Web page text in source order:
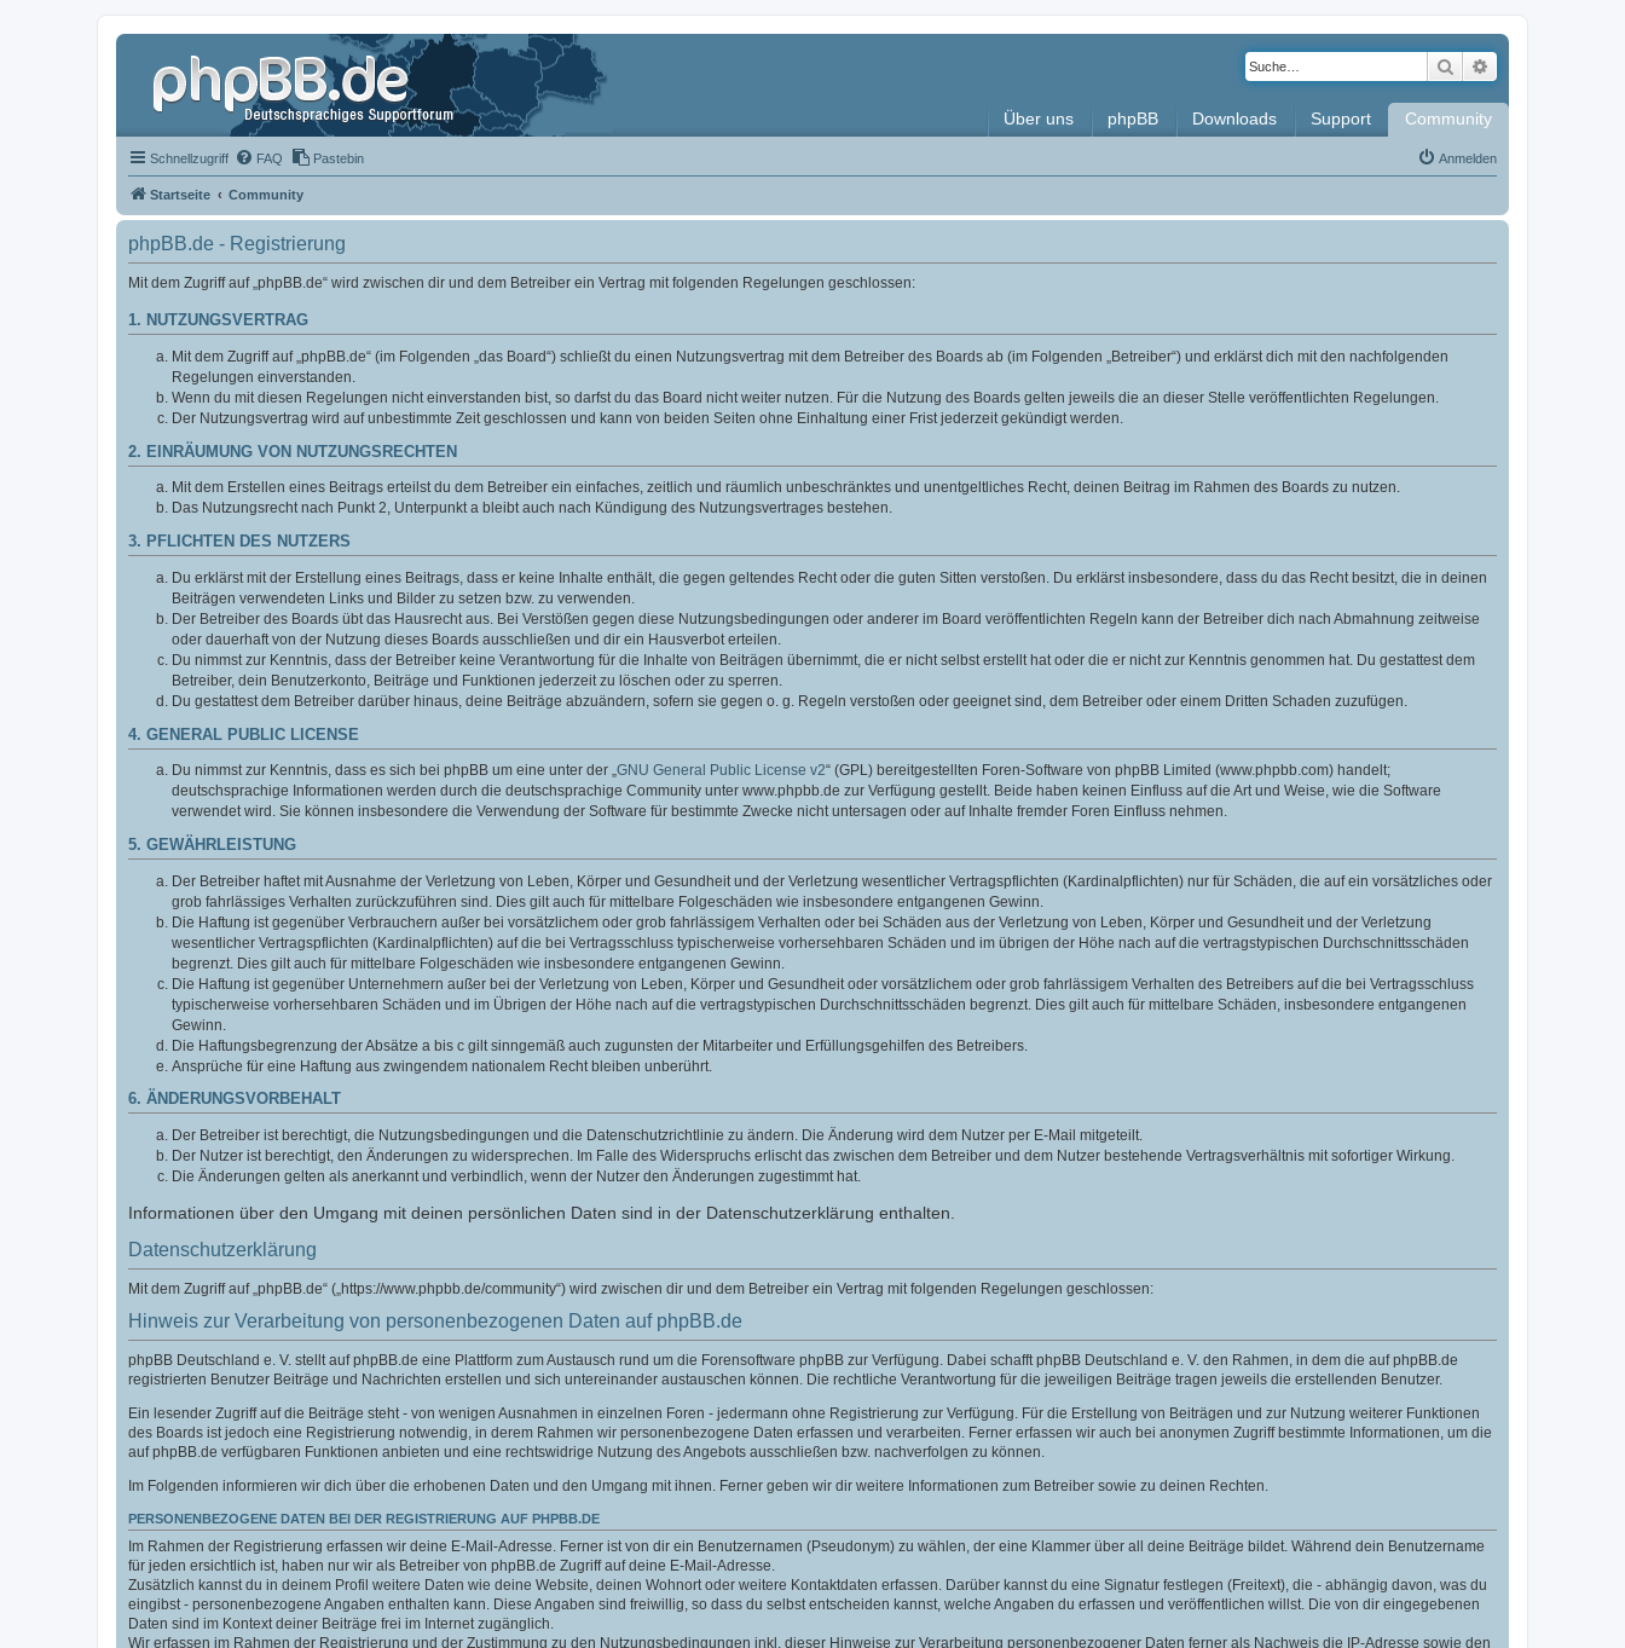
Suche
Über uns phpBB Downloads Support Community
Schnellzugriff FAQ Pastebin Anmelden
Startseite Community
phpBB.de - Registrierung
Mit dem Zugriff auf „phpBB.de“ wird zwischen dir und dem Betreiber ein Vertrag mit folgenden Regelungen geschlossen:
1. NUTZUNGSVERTRAG
Mit dem Zugriff auf „phpBB.de“ (im Folgenden „das Board“) schließt du einen Nutzungsvertrag mit dem Betreiber des Boards ab (im Folgenden „Betreiber“) und erklärst dich mit den nachfolgenden
Regelungen einverstanden.
Wenn du mit diesen Regelungen nicht einverstanden bist, so darfst du das Board nicht weiter nutzen. Für die Nutzung des Boards gelten jeweils die an dieser Stelle veröffentlichten Regelungen.
Der Nutzungsvertrag wird auf unbestimmte Zeit geschlossen und kann von beiden Seiten ohne Einhaltung einer Frist jederzeit gekündigt werden.
2. EINRÄUMUNG VON NUTZUNGSRECHTEN
Mit dem Erstellen eines Beitrags erteilst du dem Betreiber ein einfaches, zeitlich und räumlich unbeschränktes und unentgeltliches Recht, deinen Beitrag im Rahmen des Boards zu nutzen.
Das Nutzungsrecht nach Punkt 2, Unterpunkt a bleibt auch nach Kündigung des Nutzungsvertrages bestehen.
3. PFLICHTEN DES NUTZERS
Du erklärst mit der Erstellung eines Beitrags, dass er keine Inhalte enthält, die gegen geltendes Recht oder die guten Sitten verstoßen. Du erklärst insbesondere, dass du das Recht besitzt, die in deinen
Beiträgen verwendeten Links und Bilder zu setzen bzw. zu verwenden.
Der Betreiber des Boards übt das Hausrecht aus. Bei Verstößen gegen diese Nutzungsbedingungen oder anderer im Board veröffentlichten Regeln kann der Betreiber dich nach Abmahnung zeitweise
oder dauerhaft von der Nutzung dieses Boards ausschließen und dir ein Hausverbot erteilen.
Du nimmst zur Kenntnis, dass der Betreiber keine Verantwortung für die Inhalte von Beiträgen übernimmt, die er nicht selbst erstellt hat oder die er nicht zur Kenntnis genommen hat. Du gestattest dem
Betreiber, dein Benutzerkonto, Beiträge und Funktionen jederzeit zu löschen oder zu sperren.
Du gestattest dem Betreiber darüber hinaus, deine Beiträge abzuändern, sofern sie gegen o. g. Regeln verstoßen oder geeignet sind, dem Betreiber oder einem Dritten Schaden zuzufügen.
4. GENERAL PUBLIC LICENSE
Du nimmst zur Kenntnis, dass es sich bei phpBB um eine unter der „GNU General Public License v2“ (GPL) bereitgestellten Foren-Software von phpBB Limited (www.phpbb.com) handelt;
deutschsprachige Informationen werden durch die deutschsprachige Community unter www.phpbb.de zur Verfügung gestellt. Beide haben keinen Einfluss auf die Art und Weise, wie die Software
verwendet wird. Sie können insbesondere die Verwendung der Software für bestimmte Zwecke nicht untersagen oder auf Inhalte fremder Foren Einfluss nehmen.
5. GEWÄHRLEISTUNG
Der Betreiber haftet mit Ausnahme der Verletzung von Leben, Körper und Gesundheit und der Verletzung wesentlicher Vertragspflichten (Kardinalpflichten) nur für Schäden, die auf ein vorsätzliches oder
grob fahrlässiges Verhalten zurückzuführen sind. Dies gilt auch für mittelbare Folgeschäden wie insbesondere entgangenen Gewinn.
Die Haftung ist gegenüber Verbrauchern außer bei vorsätzlichem oder grob fahrlässigem Verhalten oder bei Schäden aus der Verletzung von Leben, Körper und Gesundheit und der Verletzung
wesentlicher Vertragspflichten (Kardinalpflichten) auf die bei Vertragsschluss typischerweise vorhersehbaren Schäden und im übrigen der Höhe nach auf die vertragstypischen Durchschnittsschäden
begrenzt. Dies gilt auch für mittelbare Folgeschäden wie insbesondere entgangenen Gewinn.
Die Haftung ist gegenüber Unternehmern außer bei der Verletzung von Leben, Körper und Gesundheit oder vorsätzlichem oder grob fahrlässigem Verhalten des Betreibers auf die bei Vertragsschluss
typischerweise vorhersehbaren Schäden und im Übrigen der Höhe nach auf die vertragstypischen Durchschnittsschäden begrenzt. Dies gilt auch für mittelbare Schäden, insbesondere entgangenen
Gewinn.
Die Haftungsbegrenzung der Absätze a bis c gilt sinngemäß auch zugunsten der Mitarbeiter und Erfüllungsgehilfen des Betreibers.
Ansprüche für eine Haftung aus zwingendem nationalem Recht bleiben unberührt.
6. ÄNDERUNGSVORBEHALT
Der Betreiber ist berechtigt, die Nutzungsbedingungen und die Datenschutzrichtlinie zu ändern. Die Änderung wird dem Nutzer per E-Mail mitgeteilt.
Der Nutzer ist berechtigt, den Änderungen zu widersprechen. Im Falle des Widerspruchs erlischt das zwischen dem Betreiber und dem Nutzer bestehende Vertragsverhältnis mit sofortiger Wirkung.
Die Änderungen gelten als anerkannt und verbindlich, wenn der Nutzer den Änderungen zugestimmt hat.
Informationen über den Umgang mit deinen persönlichen Daten sind in der Datenschutzerklärung enthalten.
Datenschutzerklärung
Mit dem Zugriff auf „phpBB.de“ („https://www.phpbb.de/community“) wird zwischen dir und dem Betreiber ein Vertrag mit folgenden Regelungen geschlossen:
Hinweis zur Verarbeitung von personenbezogenen Daten auf phpBB.de
phpBB Deutschland e. V. stellt auf phpBB.de eine Plattform zum Austausch rund um die Forensoftware phpBB zur Verfügung. Dabei schafft phpBB Deutschland e. V. den Rahmen, in dem die auf phpBB.de
registrierten Benutzer Beiträge und Nachrichten erstellen und sich untereinander austauschen können. Die rechtliche Verantwortung für die jeweiligen Beiträge tragen jeweils die erstellenden Benutzer.
Ein lesender Zugriff auf die Beiträge steht - von wenigen Ausnahmen in einzelnen Foren - jedermann ohne Registrierung zur Verfügung. Für die Erstellung von Beiträgen und zur Nutzung weiterer Funktionen
des Boards ist jedoch eine Registrierung notwendig, in derem Rahmen wir personenbezogene Daten erfassen und verarbeiten. Ferner erfassen wir auch bei anonymen Zugriff bestimmte Informationen, um die
auf phpBB.de verfügbaren Funktionen anbieten und eine rechtswidrige Nutzung des Angebots ausschließen bzw. nachverfolgen zu können.
Im Folgenden informieren wir dich über die erhobenen Daten und den Umgang mit ihnen. Ferner geben wir dir weitere Informationen zum Betreiber sowie zu deinen Rechten.
PERSONENBEZOGENE DATEN BEI DER REGISTRIERUNG AUF PHPBB.DE
Im Rahmen der Registrierung erfassen wir deine E-Mail-Adresse. Ferner ist von dir ein Benutzernamen (Pseudonym) zu wählen, der eine Klammer über all deine Beiträge bildet. Während dein Benutzername
für jeden ersichtlich ist, haben nur wir als Betreiber von phpBB.de Zugriff auf deine E-Mail-Adresse.
Zusätzlich kannst du in deinem Profil weitere Daten wie deine Website, deinen Wohnort oder weitere Kontaktdaten erfassen. Darüber kannst du eine Signatur festlegen (Freitext), die - abhängig davon, was du
eingibst - personenbezogene Angaben enthalten kann. Diese Angaben sind freiwillig, so dass du selbst entscheiden kannst, welche Angaben du erfassen und veröffentlichen willst. Die von dir eingegebenen
Daten sind im Kontext deiner Beiträge frei im Internet zugänglich.
Wir erfassen im Rahmen der Registrierung und der Zustimmung zu den Nutzungsbedingungen inkl. dieser Hinweise zur Verarbeitung personenbezogener Daten ferner als Nachweis die IP-Adresse sowie den